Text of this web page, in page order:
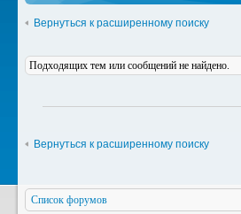
Вернуться к расширенному поиску
Подходящих тем или сообщений не найдено.
Вернуться к расширенному поиску
Список форумов